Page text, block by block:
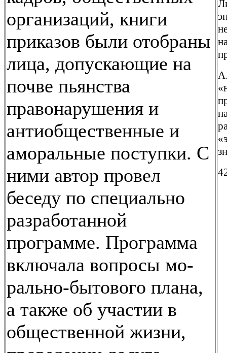
организаций, книги
приказов были отобраны
лица, допускающие на
почве пьянства
правонарушения и
антиобщественные и
аморальные поступки. С
ними автор провел
беседу по специально
разработанной
программе. Программа
включала вопросы мо-
рально-бытового плана,
а также об участии в
общественной жизни,